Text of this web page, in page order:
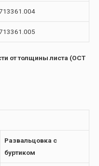
от толщины листа (ОСТ
Развальцовка с
буртиком